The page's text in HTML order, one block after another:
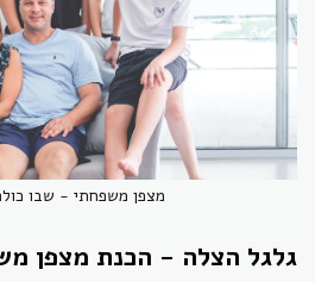
מצפן משפחתי - שבו
גלגל הצלה - הכנת מצפן